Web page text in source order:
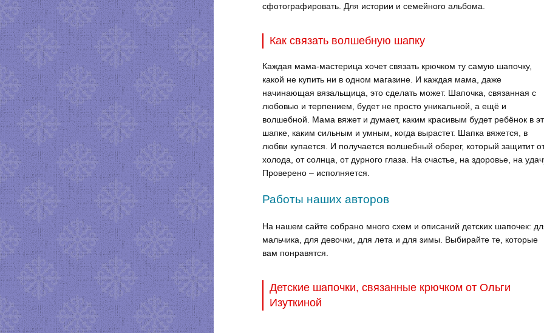
сфотографировать. Для истории и семейного альбома.
Как связать волшебную шапку
Каждая мама-мастерица хочет связать крючком ту самую шапочку,
какой не купить ни в одном магазине. И каждая мама, даже
начинающая вязальщица, это сделать может. Шапочка, связанная с
любовью и терпением, будет не просто уникальной, а ещё и
волшебной. Мама вяжет и думает, каким красивым будет ребёнок в
шапке, каким сильным и умным, когда вырастет. Шапка вяжется, в
любви купается. И получается волшебный оберег, который защитит
холода, от солнца, от дурного глаза. На счастье, на здоровье, на
Проверено – исполняется.
Работы наших авторов
На нашем сайте собрано много схем и описаний детских шапочек:
мальчика, для девочки, для лета и для зимы. Выбирайте те, которые
вам понравятся.
Детские шапочки, связанные крючком от Ольги
Изуткиной